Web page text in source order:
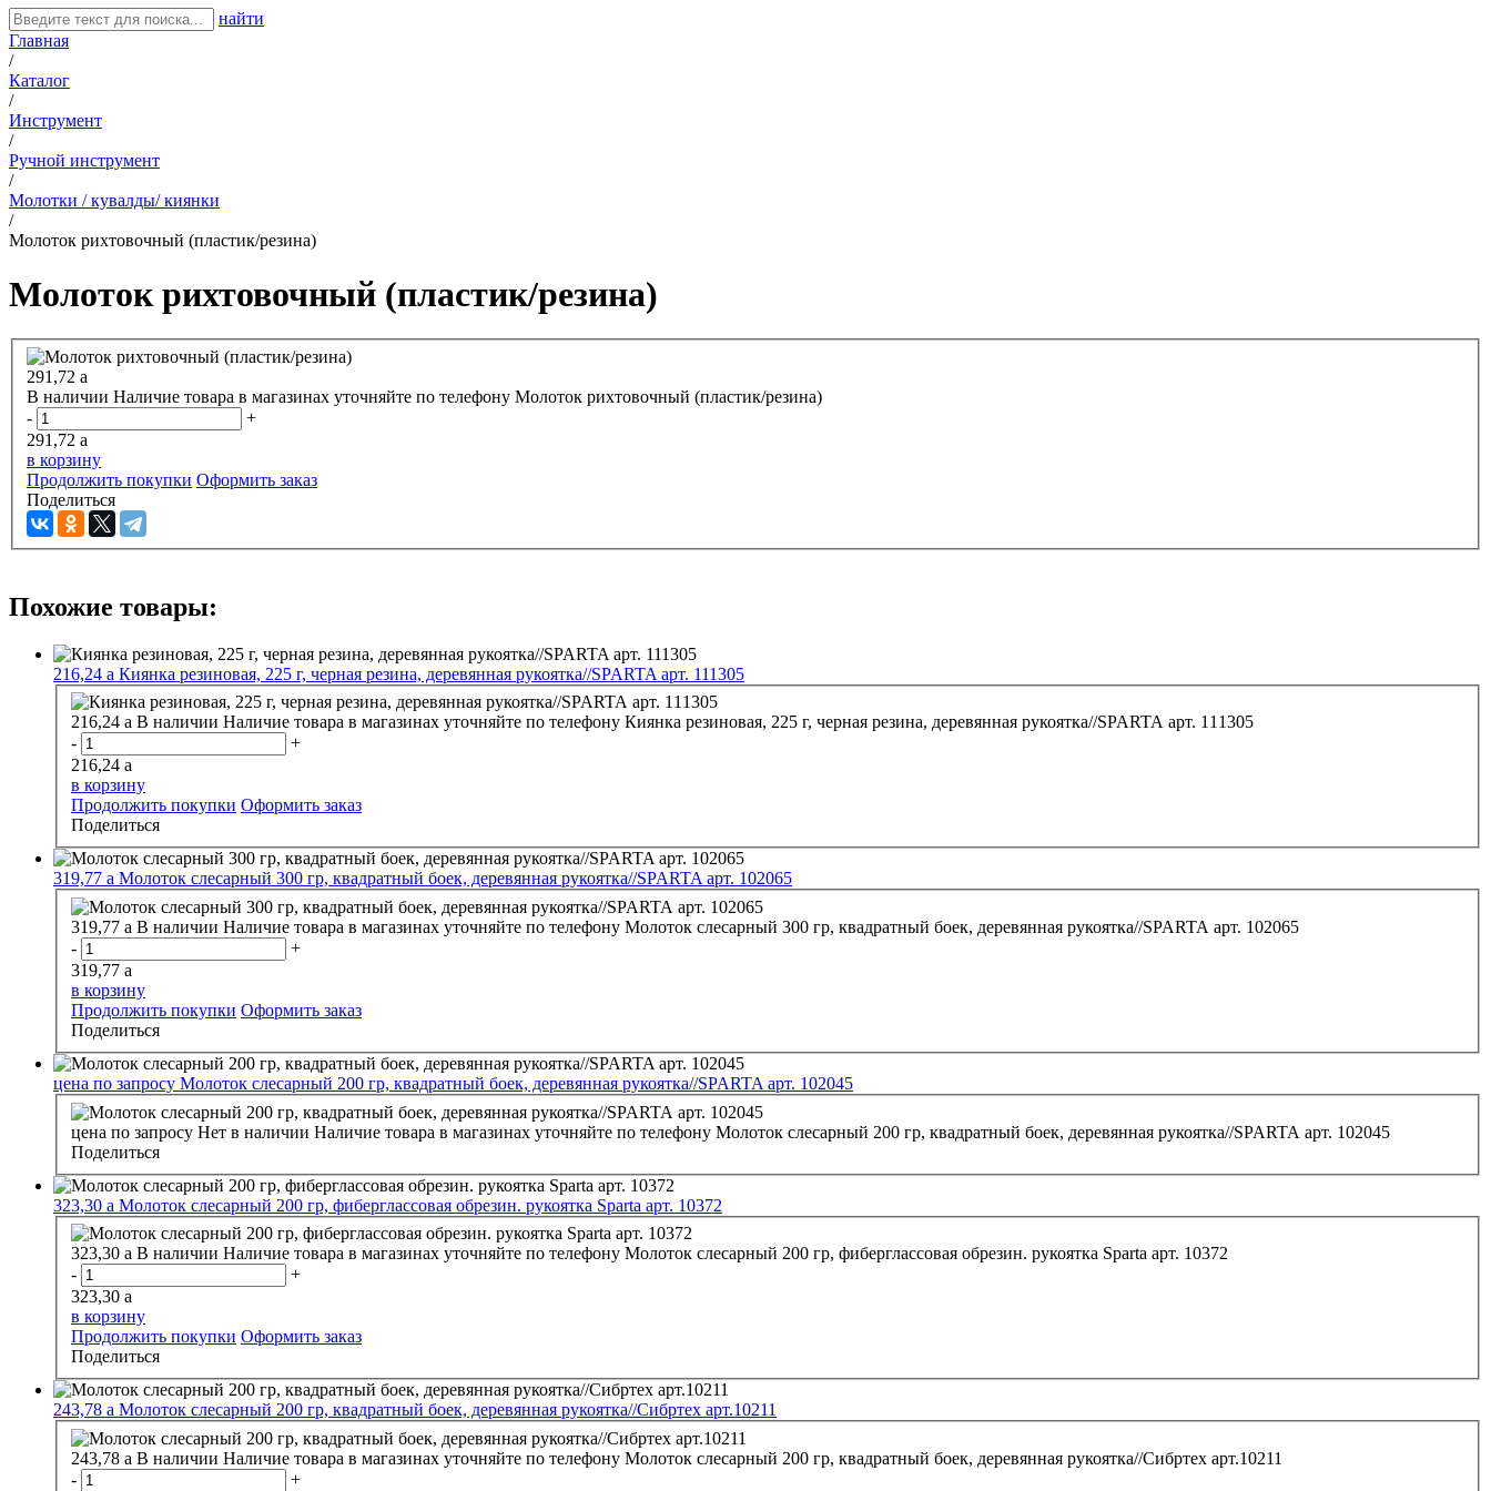
найти
Главная
/
Каталог
/
Инструмент
/
Ручной инструмент
/
Молотки / кувалды/ киянки
/
Молоток рихтовочный (пластик/резина)
Молоток рихтовочный (пластик/резина)
291,72 a
В наличии Наличие товара в магазинах уточняйте по телефону Молоток рихтовочный (пластик/резина)
-
+
291,72 a
в корзину
Продолжить покупки Оформить заказ
Поделиться
Похожие товары:
216,24 a Киянка резиновая, 225 г, черная резина, деревянная рукоятка//SPARTA арт. 111305
216,24 a В наличии Наличие товара в магазинах уточняйте по телефону Киянка резиновая, 225 г, черная резина, деревянная рукоятка//SPARTA арт. 111305
-
+
216,24 a
в корзину
Продолжить покупки Оформить заказ
Поделиться
319,77 a Молоток слесарный 300 гр, квадратный боек, деревянная рукоятка//SPARTA арт. 102065
319,77 a В наличии Наличие товара в магазинах уточняйте по телефону Молоток слесарный 300 гр, квадратный боек, деревянная рукоятка//SPARTA арт. 102065
-
+
319,77 a
в корзину
Продолжить покупки Оформить заказ
Поделиться
цена по запросу Молоток слесарный 200 гр, квадратный боек, деревянная рукоятка//SPARTA арт. 102045
цена по запросу Нет в наличии Наличие товара в магазинах уточняйте по телефону Молоток слесарный 200 гр, квадратный боек, деревянная рукоятка//SPARTA арт. 102045
Поделиться
323,30 a Молоток слесарный 200 гр, фиберглассовая обрезин. рукоятка Sparta арт. 10372
323,30 a В наличии Наличие товара в магазинах уточняйте по телефону Молоток слесарный 200 гр, фиберглассовая обрезин. рукоятка Sparta арт. 10372
-
+
323,30 a
в корзину
Продолжить покупки Оформить заказ
Поделиться
243,78 a Молоток слесарный 200 гр, квадратный боек, деревянная рукоятка//Сибртех арт.10211
243,78 a В наличии Наличие товара в магазинах уточняйте по телефону Молоток слесарный 200 гр, квадратный боек, деревянная рукоятка//Сибртех арт.10211
-
+